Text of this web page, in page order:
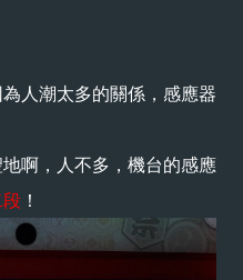
人潮太多的關係，感應器
啊，人不多，機台的感應
！